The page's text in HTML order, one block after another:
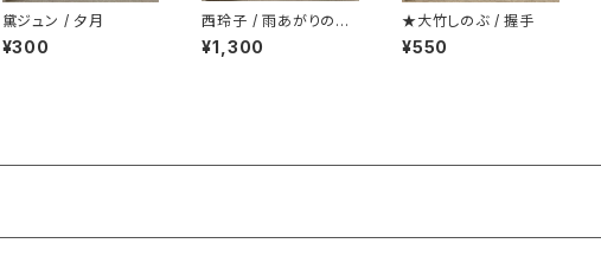
黛ジュン / 夕月
¥300
西玲子 / 雨あがりの鎮
守さま プロモ
¥1,300
★大竹しのぶ / 握手
¥550